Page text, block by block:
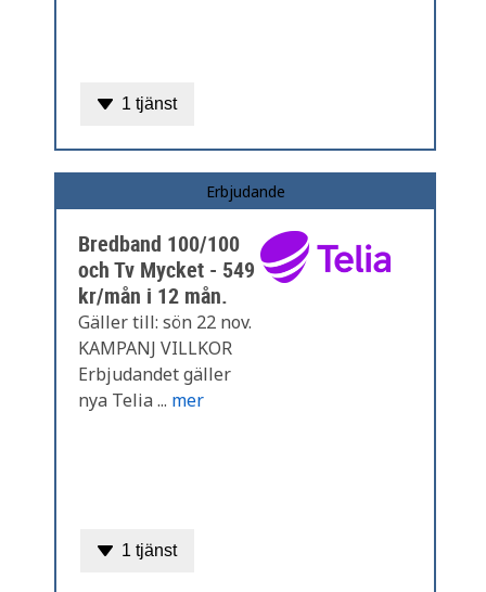
1 tjänst
Erbjudande
Bredband 100/100
och Tv Mycket - 549
kr/mån i 12 mån.
Gäller till: sön 22 nov.
KAMPANJ VILLKOR
Erbjudandet gäller
nya Telia ... mer
1 tjänst